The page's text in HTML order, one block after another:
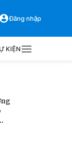
Đăng nhập
KIỆN